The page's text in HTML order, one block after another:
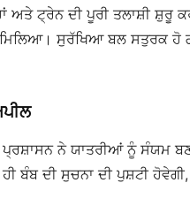
ਅਤੇ ਟ੍ਰੇਨ ਦੀ ਪੂਰੀ ਤਲਾਸ਼ੀ ਸ਼ੁਰੂ
ਸੁਰੱਖਿਆ ਬਲ ਸਤੁਰਕ ਹੋ
ਨੇ ਯਾਤਰੀਆਂ ਨੂੰ ਸੰਯਮ
ਬੰਬ ਦੀ ਸੁਚਨਾ ਦੀ ਪੁਸ਼ਟੀ